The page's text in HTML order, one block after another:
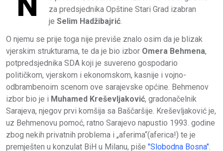
za predsjednika Opštine Stari Grad izabran
je Selim Hadžibajrić.
O njemu se prije toga nije previše znalo osim da je blizak
vjerskim strukturama, te da je bio izbor Omera Behmena,
potpredsjednika SDA koji je suvereno gospodario
političkom, vjerskom i ekonomskom, kasnije i vojno-
odbrambenoim scenom ove sarajevske općine. Behmenov
izbor bio je i Muhamed Kreševljaković, gradonačelnik
Sarajeva, njegov prvi komšija sa Baščaršije. Kreševljaković je,
uz Behmenovu pomoć, ratno Sarajevo napustio 1993. godine
zbog nekih privatnih problema i „aferima“(aferica!) te je
premješten u konzulat BiH u Milanu, piše "Slobodna Bosna".